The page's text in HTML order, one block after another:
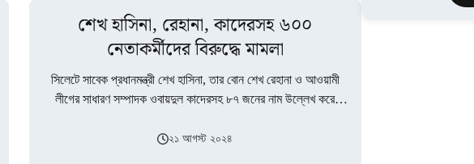
শেখ হাসিনা, রেহানা, কাদেরসহ ৬০০
নেতাকর্মীদের বিরুদ্ধে মামলা
সিলেটে সাবেক প্রধানমন্ত্রী শেখ হাসিনা, তার বোন শেখ রেহানা ও আওয়ামী
লীগের সাধারণ সম্পাদক ওবায়দুল কাদেরসহ ৮৭ জনের নাম উল্লেখ করে
২১ আগস্ট ২০২৪